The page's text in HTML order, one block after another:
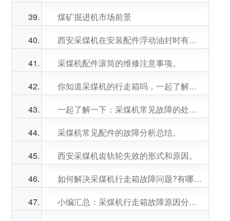
煤矿掘进机市场前景
西安采煤机在安装配件浮动油封时有哪些注意事项?
采煤机配件滚筒的维修注意事项。
你知道采煤机的行走箱吗，一起了解一下吧!
一起了解一下：采煤机常见故障的处理方法。
采煤机常见配件的故障分析总结。
西安采煤机齿轨轮失效的形式和原因。
如何解决采煤机行走箱故障问题?有哪些预防措施?
小编汇总：采煤机行走箱故障原因分析。